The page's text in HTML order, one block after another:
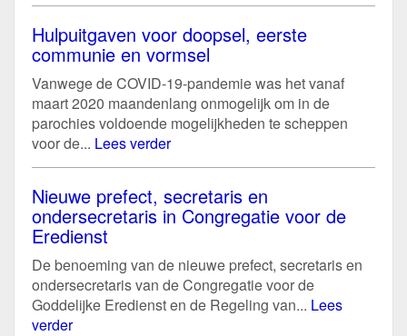
Hulpuitgaven voor doopsel, eerste
communie en vormsel
Vanwege de COVID-19-pandemie was het vanaf
maart 2020 maandenlang onmogelijk om in de
parochies voldoende mogelijkheden te scheppen
voor de... Lees verder
Nieuwe prefect, secretaris en
ondersecretaris in Congregatie voor de
Eredienst
De benoeming van de nieuwe prefect, secretaris en
ondersecretaris van de Congregatie voor de
Goddelijke Eredienst en de Regeling van... Lees
verder